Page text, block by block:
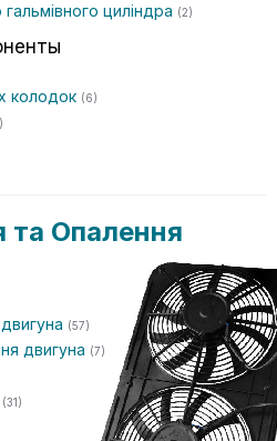
циліндра (2)
колодок (6)
Опалення
(57)
двигуна (7)
(31)